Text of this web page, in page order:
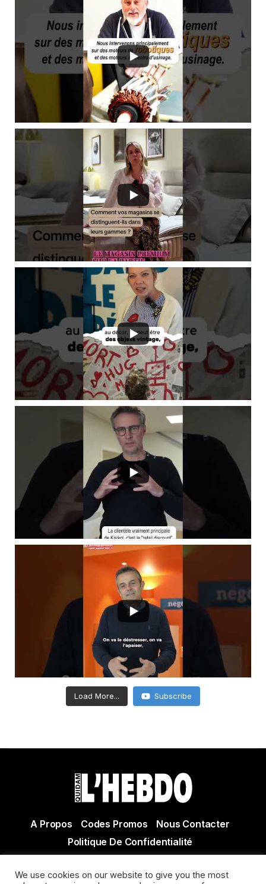
Load More... Subscribe
A Propos Codes Promos
Nous Contacter
Politique De Confidentialité
Actualité Agen - Actualité en lot et Garonne - Actualité
We use cookies on our website to give you the most